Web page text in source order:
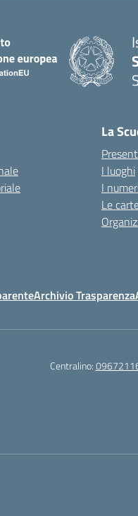
La
I luoghi
I
Le
Archivio Trasparenza
Centralino: